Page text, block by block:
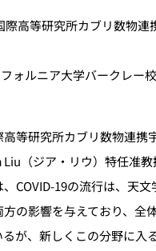
際高等研究所カブリ数物連
ォルニア大学バークレー
高等研究所カブリ数物連携
Liu（ジア・リウ）特任准
COVID-19の流行は、天
の影響を与えており、全
が、新しくこの分野に入